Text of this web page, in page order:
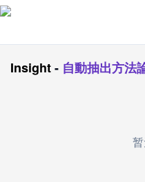
Insight- 自動抽出方法